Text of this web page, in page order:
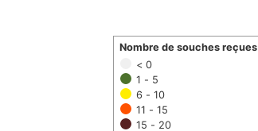
< 0
1 - 5
6 - 10
11 - 15
15 - 20
Nombre de souches reçues